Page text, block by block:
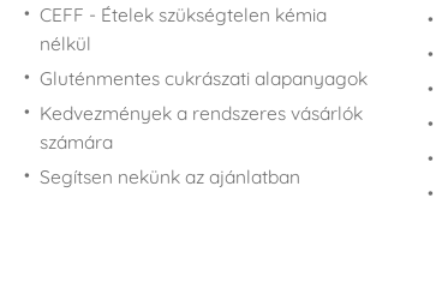
CEFF - Ételek szükségtelen kémia
nélkül
Gluténmentes cukrászati alapanyagok
Kedvezmények a rendszeres vásárlók
számára
Segítsen nekünk az ajánlatban